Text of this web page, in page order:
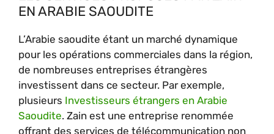
EN ARABIE SAOUDITE
L’Arabie saoudite étant un marché dynamique
pour les opérations commerciales dans la région,
de nombreuses entreprises étrangères
investissent dans ce secteur. Par exemple,
plusieurs Investisseurs étrangers en Arabie
Saoudite. Zain est une entreprise renommée
offrant des services de télécommunication non